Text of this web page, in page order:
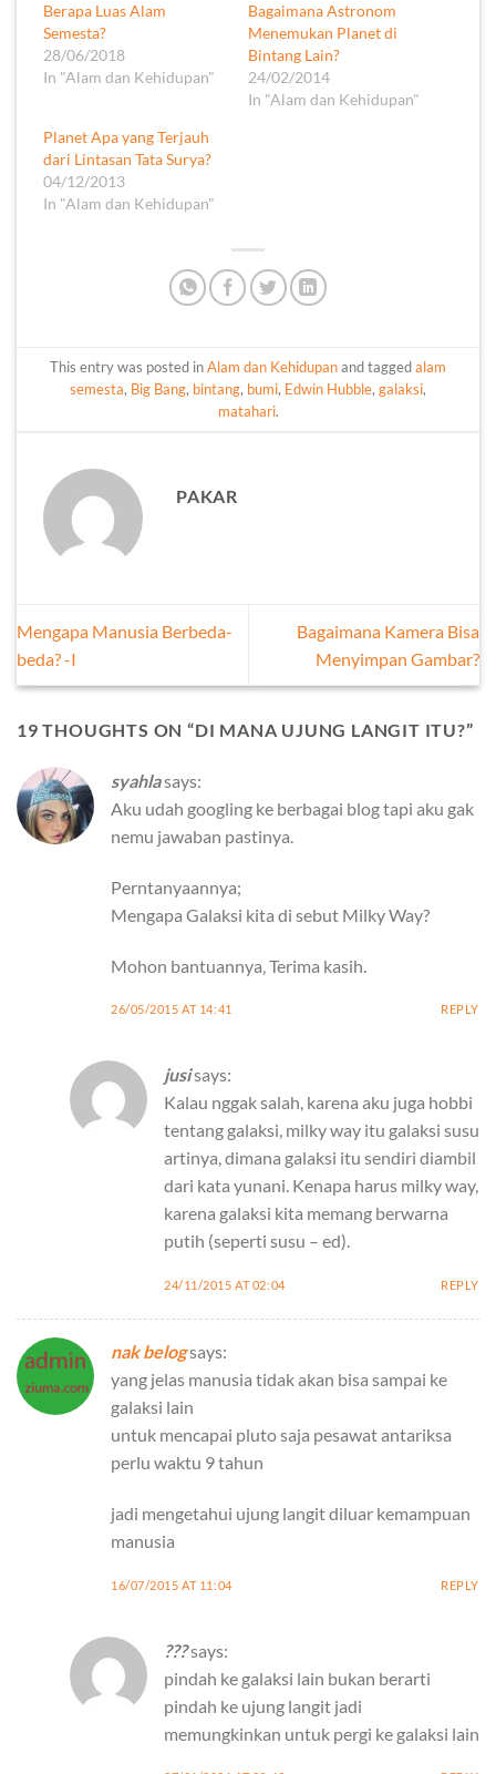
Berapa Luas Alam
Semesta?
28/06/2018
In "Alam dan Kehidupan"
Bagaimana Astronom
Menemukan Planet di
Bintang Lain?
24/02/2014
In "Alam dan Kehidupan"
Planet Apa yang Terjauh
dari Lintasan Tata Surya?
04/12/2013
In "Alam dan Kehidupan"
This entry was posted inAlam dan Kehidupanand taggedalam
semesta, Big Bang, bintang, bumi, Edwin Hubble, galaksi,
matahari.
PAKAR
Mengapa Manusia Berbeda-
beda? -I
Bagaimana Kamera Bisa
Menyimpan Gambar?
19 THOUGHTS ON “DI MANA UJUNG LANGIT ITU?”
syahlasays:
Aku udah googling ke berbagai blog tapi aku gak
nemu jawaban pastinya.
Perntanyaannya;
Mengapa Galaksi kita di sebut Milky Way?
Mohon bantuannya‚ Terima kasih.
26/05/2015 AT 14:41 REPLY
jusisays:
Kalau nggak salah, karena aku juga hobbi
tentang galaksi, milky way itu galaksi susu
artinya, dimana galaksi itu sendiri diambil
dari kata yunani. Kenapa harus milky way,
karena galaksi kita memang berwarna
putih (seperti susu – ed).
24/11/2015 AT 02:04 REPLY
nak belogsays:
yang jelas manusia tidak akan bisa sampai ke
galaksi lain
untuk mencapai pluto saja pesawat antariksa
perlu waktu 9 tahun
jadi mengetahui ujung langit diluar kemampuan
manusia
16/07/2015 AT 11:04 REPLY
???says:
pindah ke galaksi lain bukan berarti
pindah ke ujung langit jadi
memungkinkan untuk pergi ke galaksi lain